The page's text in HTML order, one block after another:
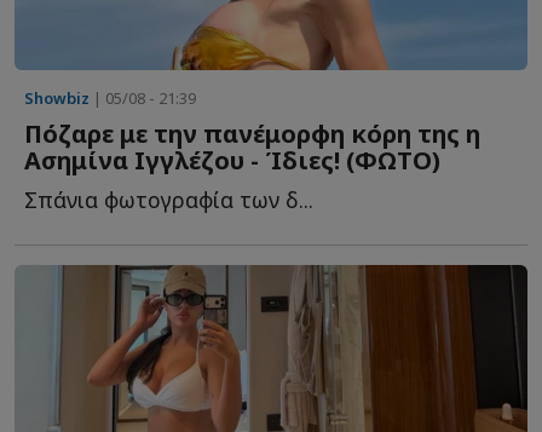
Showbiz | 05/08 - 21:39
Πόζαρε με την πανέμορφη κόρη της η
Ασημίνα Ιγγλέζου - Ίδιες! (ΦΩΤΟ)
Σπάνια φωτογραφία των δ...